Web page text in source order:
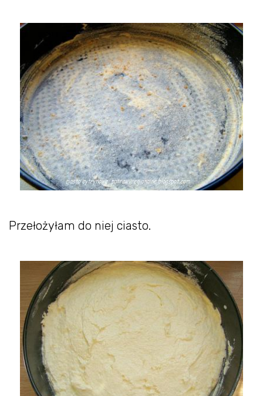
Przełożyłam do niej ciasto.